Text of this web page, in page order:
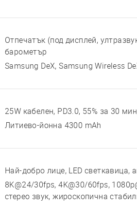
Отпечатък (под дисплей,
барометър
Samsung DeX, Samsung Wireless
25W кабелен, PD3.0, 55% за 30
Литиево-йонна 4300 mAh
Най-добро лице, LED светкавица,
8K@24/30fps, 4K@30/60fps,
стерео звук, жироскопична